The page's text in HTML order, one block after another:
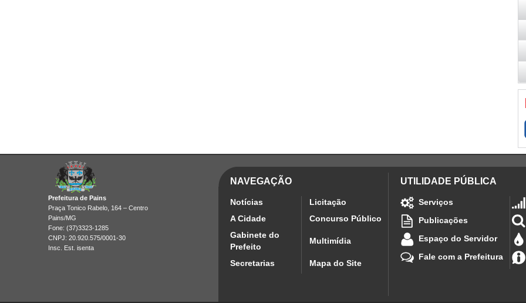
Prefeitura de Pains
Praça Tonico Rabelo, 164 – Centro
Pains/MG
Fone: (37)3323-1285
CNPJ: 20.920.575/0001-30
Insc. Est. isenta
NAVEGAÇÃO
Notícias
Licitação
A Cidade
Concurso Público
Gabinete do
Prefeito
Multimídia
Secretarias Mapa do Site
UTILIDADE PÚBLICA
Serviços
Publicações
Espaço do Servidor
Fale com a Prefeitura